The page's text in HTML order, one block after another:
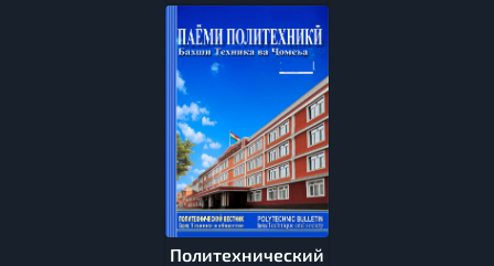
Политехнический